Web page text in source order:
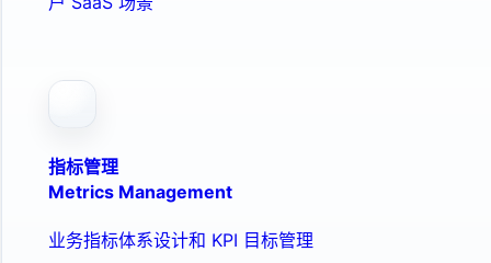
指标管理
Metrics Management
业务指标体系设计和 KPI 目标管理